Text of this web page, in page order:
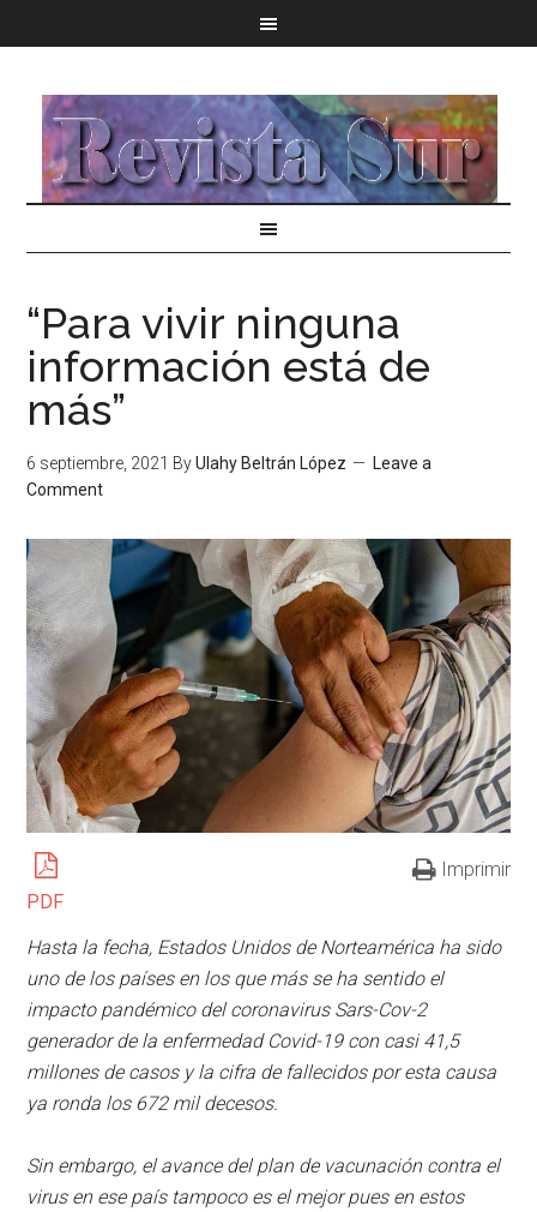
“Para vivir ninguna
información está de
más”
6 septiembre, 2021 ByUlahy Beltrán López
Leave a
Comment
PDF
Imprimir
Hasta la fecha, Estados Unidos de Norteamérica ha sido
uno de los países en los que más se ha sentido el
impacto pandémico del coronavirus Sars-Cov-2
generador de la enfermedad Covid-19 con casi 41,5
millones de casos y la cifra de fallecidos por esta causa
ya ronda los 672 mil decesos.
Sin embargo, el avance del plan de vacunación contra el
virus en ese país tampoco es el mejor pues en estos